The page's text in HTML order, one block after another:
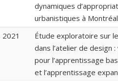
dynamiques
urbanistiques à Montréal
2021
Étude exploratoire sur
dans l’atelier de design
pour l’apprentissage
et l’apprentissage